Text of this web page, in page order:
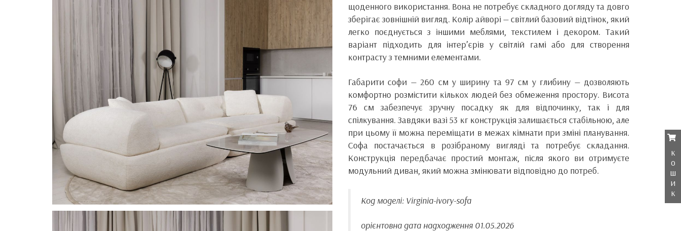
щоденного використання. Вона не потребує складного догляду та довго
зберігає зовнішній вигляд. Колір айворі — світлий базовий відтінок, який
легко поєднується з іншими меблями, текстилем і декором. Такий
варіант підходить для інтер’єрів у світлій гамі або для створення
контрасту з темними елементами.
Габарити софи — 260 см у ширину та 97 см у глибину — дозволяють
комфортно розмістити кількох людей без обмеження простору. Висота
76 см забезпечує зручну посадку як для відпочинку, так і для
спілкування. Завдяки вазі 53 кг конструкція залишається стабільною, але
при цьому її можна переміщати в межах кімнати при зміні планування.
Софа постачається в розібраному вигляді та потребує складання.
Конструкція передбачає простий монтаж, після якого ви отримуєте
модульний диван, який можна змінювати відповідно до потреб.
Код моделі: Virginia-ivory-sofa
орієнтовна дата надходження 01.05.2026
к
о
ш
и
к